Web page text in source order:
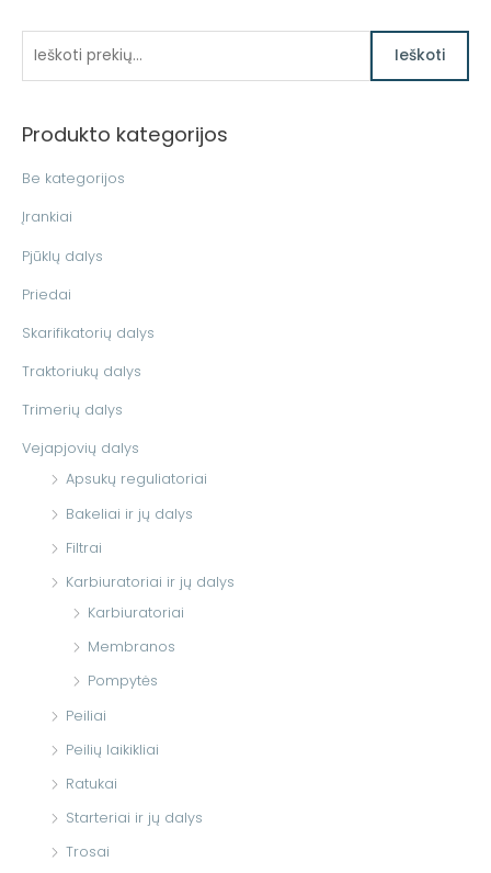
k
i
Ieškoti
Produkto kategorijos
Be kategorijos
Įrankiai
Pjūklų dalys
Priedai
Skarifikatorių dalys
Traktoriukų dalys
Trimerių dalys
Vejapjovių dalys
Apsukų reguliatoriai
Bakeliai ir jų dalys
Filtrai
Karbiuratoriai ir jų dalys
Karbiuratoriai
Membranos
Pompytės
Peiliai
Peilių laikikliai
Ratukai
Starteriai ir jų dalys
Trosai